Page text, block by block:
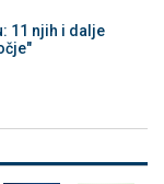
11 njih i dalje